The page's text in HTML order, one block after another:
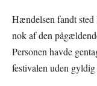
Hændelsen fandt
nok af den
Personen havde
festivalen uden gyldig